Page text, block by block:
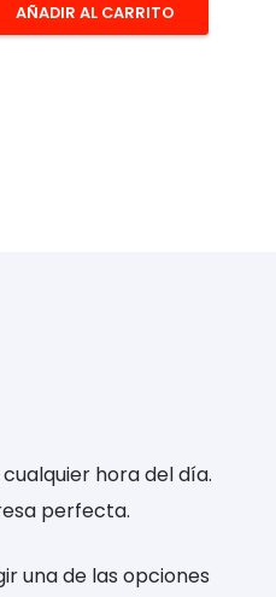
AÑADIR AL CARRITO
hora del día.
perfecta.
una de las opciones